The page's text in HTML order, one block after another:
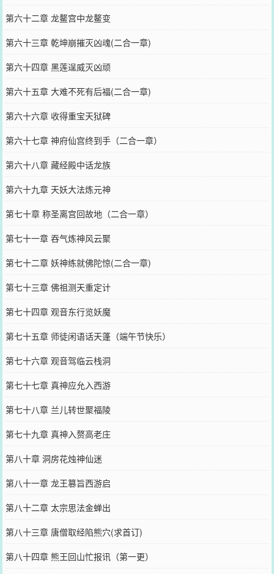
第六十二章 龙鳌宫中龙鳌变
第六十三章 乾坤崩摧灭凶魂(二合一章)
第六十四章 黑莲逞威灭凶顽
第六十五章 大难不死有后福(二合一章)
第六十六章 收得重宝天狱碑
第六十七章 神府仙宫终到手（二合一章）
第六十八章 藏经殿中话龙族
第六十九章 天妖大法炼元神
第七十章 称圣离宫回故地（二合一章）
第七十一章 吞气炼神风云聚
第七十二章 妖神练就佛陀惊(二合一章)
第七十三章 佛祖测天重定计
第七十四章 观音东行览妖魔
第七十五章 师徒闲语话天蓬（端午节快乐）
第七十六章 观音驾临云栈洞
第七十七章 真神应允入西游
第七十八章 兰儿转世聚福陵
第七十九章 真神入赘高老庄
第八十章 洞房花烛神仙迷
第八十一章 龙王篡旨西游启
第八十二章 太宗思法金蝉出
第八十三章 唐僧取经陷熊穴(求首订)
第八十四章 熊王回山忙报讯（第一更）